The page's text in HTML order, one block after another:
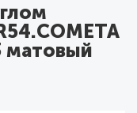
матовый